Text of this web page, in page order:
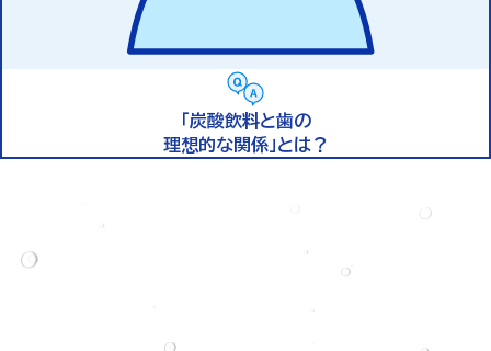
「炭酸飲料と歯の
理想的な関係」とは？